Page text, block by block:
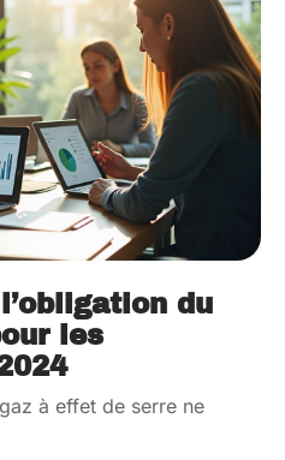
du
les
à effet de serre ne